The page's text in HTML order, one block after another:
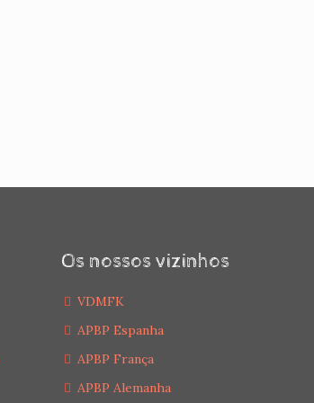
Os nossos vizinhos
VDMFK
APBP Espanha
APBP França
APBP Alemanha